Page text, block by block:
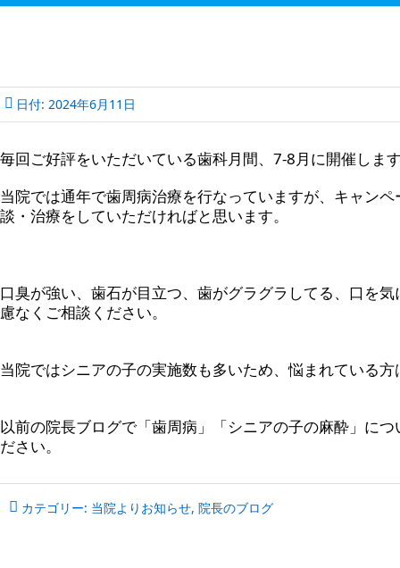
日付: 2024年6月11日
毎回ご好評をいただいている歯科月間、7-8月に開催しま
当院では通年で歯周病治療を行なっていますが、キャン
談・治療をしていただければと思います。
口臭が強い、歯石が目立つ、歯がグラグラしてる、口を
慮なくご相談ください。
当院ではシニアの子の実施数も多いため、悩まれている
以前の院長ブログで「歯周病」「シニアの子の麻酔」に
ださい。
カテゴリー: 当院よりお知らせ, 院長のブログ